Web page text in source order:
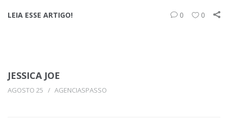
LEIA ESSE ARTIGO! 0 0
JESSICA JOE
AGOSTO 25 AGENCIASPASSO